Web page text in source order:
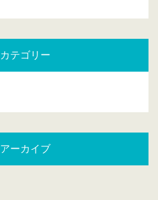
カテゴリー
アーカイブ